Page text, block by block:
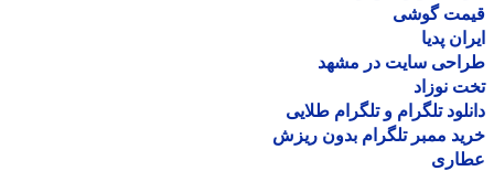
گوشی
پدیا
سایت در مشهد
نوزاد
تلگرام و تلگرام طلایی
ممبر تلگرام بدون ریزش